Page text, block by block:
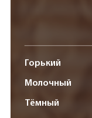
Горький
Молочный
Тёмный